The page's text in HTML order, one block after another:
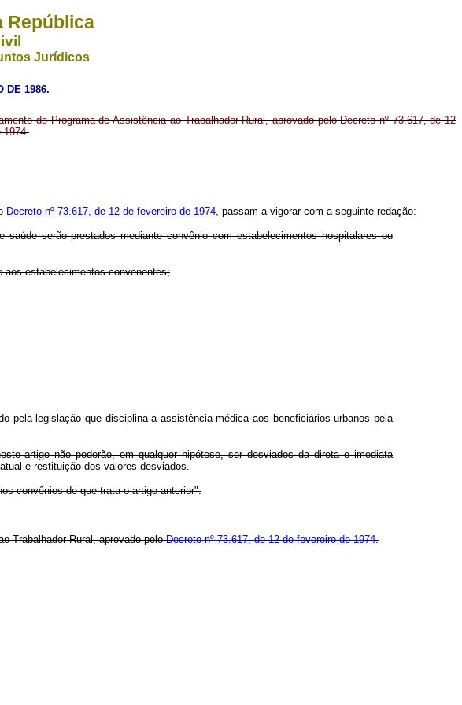
República
Jurídicos
DE 1986.
do Programa de Assistência ao Trabalhador Rural, aprovado pelo Decreto nº 73.617, de 12
1974.
Decreto nº 73.617, de 12 de fevereiro de 1974, passam a vigorar com a seguinte redação:
serão prestados mediante convênio com estabelecimentos hospitalares ou
aos estabelecimentos convenentes;
pela legislação que disciplina a assistência médica aos beneficiários urbanos pela
artigo não poderão, em qualquer hipótese, ser desviados da direta e imediata
e restituição dos valores desviados.
convênios de que trata o artigo anterior".
Trabalhador Rural, aprovado peloDecreto nº 73.617, de 12 de fevereiro de 1974.